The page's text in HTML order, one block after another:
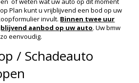
Plan kunt u vrijblijvend een bod op uw
invult. Binnen twee uur
aanbod op uw auto. Uw bmw
eenvoudig.
/ Schadeauto